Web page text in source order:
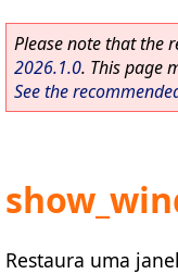
Please note that the
2026.1.0. This page
See the
Restaura uma